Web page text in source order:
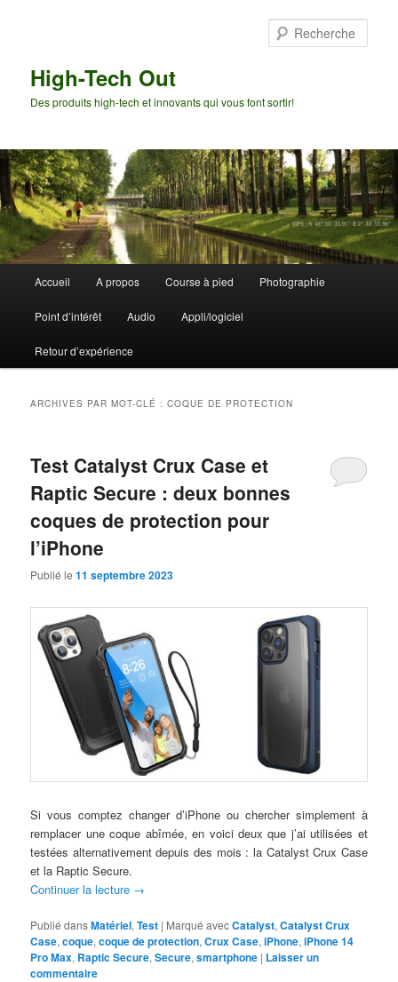
High-Tech Out
Des produits high-tech et innovants qui vous font sortir!
principal
Accueil A propos Course à pied Photographie
Point d’intérêt Audio Appli/logiciel
Retour d’expérience
ARCHIVES PAR MOT-CLÉ :COQUE DE PROTECTION
Test Catalyst Crux Case et
Raptic Secure : deux bonnes
coques de protection pour
l’iPhone
Publié le11 septembre 2023
Si vous comptez changer d’iPhone ou chercher simplement à
remplacer une coque abîmée, en voici deux que j’ai utilisées et
testées alternativement depuis des mois : la Catalyst Crux Case
et la Raptic Secure.
Continuer la lecture →
Publié dansMatériel,Test | Marqué avecCatalyst,Catalyst Crux
Case,coque,coque de protection,Crux Case,iPhone,iPhone 14
Pro Max, Raptic Secure,Secure,smartphone | Laisser un
commentaire